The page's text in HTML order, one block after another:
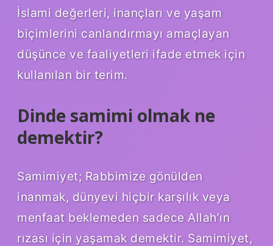
İslami değerleri, inançları ve yaşam
biçimlerini canlandırmayı amaçlayan
düşünce ve faaliyetleri ifade etmek için
kullanılan bir terim.
Dinde samimi olmak ne
demektir?
Samimiyet; Rabbimize gönülden
inanmak, dünyevi hiçbir karşılık veya
menfaat beklemeden sadece Allah’ın
rızası için yaşamak demektir. Samimiyet,